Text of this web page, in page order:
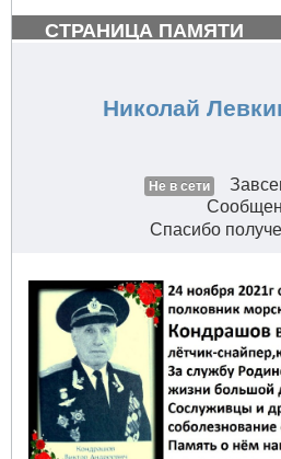
СТРАНИЦА ПАМЯТИ
Николай
Не в сети
Спасибо